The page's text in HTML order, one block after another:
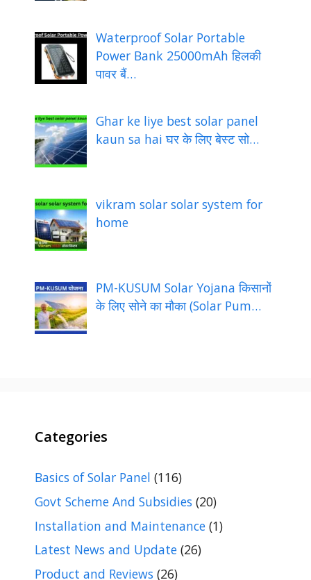
Waterproof Solar Portable
Power Bank 25000mAh हिलकी
पावर बैं…
Ghar ke liye best solar panel
kaun sa hai घर के लिए बेस्ट सो…
vikram solar solar system for
home
PM-KUSUM Solar Yojana किसानों
के लिए सोने का मौका (Solar Pum…
Categories
Basics of Solar Panel (116)
Govt Scheme And Subsidies (20)
Installation and Maintenance (1)
Latest News and Update (26)
Product and Reviews (26)